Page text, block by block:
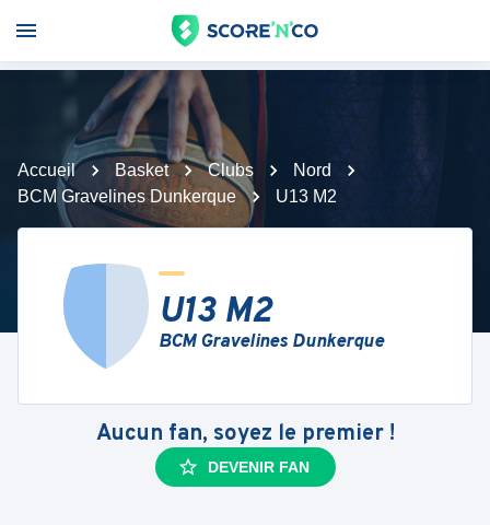
Accueil Basket Clubs
Nord
BCM Gravelines Dunkerque
U13 M2
U13 M2
BCM Gravelines Dunkerque
Aucun fan, soyez le premier !
DEVENIR FAN